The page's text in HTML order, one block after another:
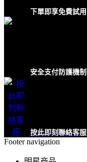
下單即享免費試用
安全支付防護機制
按此即刻聯絡客服
Footer navigation